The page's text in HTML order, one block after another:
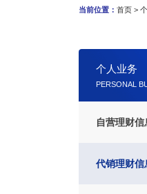
当前位置：首页 >
个人业务
PERSONAL
自营理财信
理财信息
代销理财信